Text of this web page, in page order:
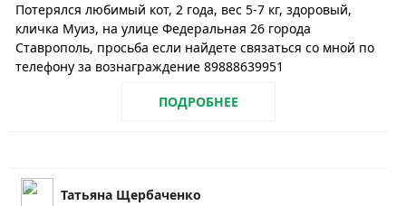
Потерялся любимый кот, 2 года, вес 5-7 кг, здоровый,
кличка Муиз, на улице Федеральная 26 города
Ставрополь, просьба если найдете связаться со мной по
телефону за вознаграждение 89888639951
ПОДРОБНЕЕ
Татьяна Щербаченко